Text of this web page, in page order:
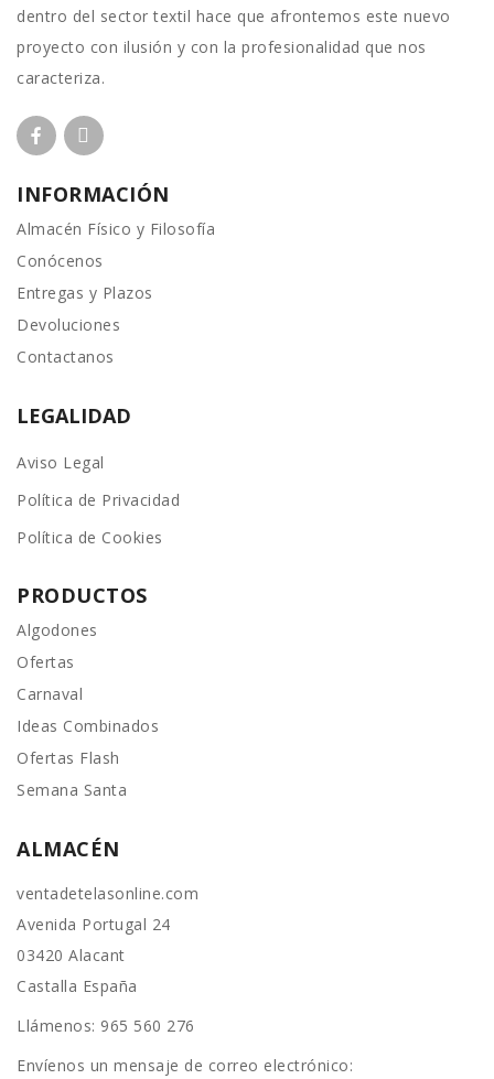
dentro del sector textil hace que afrontemos este nuevo
proyecto con ilusión y con la profesionalidad que nos
caracteriza.
INFORMACIÓN
Almacén Físico y Filosofía
Conócenos
Entregas y Plazos
Devoluciones
Contactanos
LEGALIDAD
Aviso Legal
Política de Privacidad
Política de Cookies
PRODUCTOS
Algodones
Ofertas
Carnaval
Ideas Combinados
Ofertas Flash
Semana Santa
ALMACÉN
ventadetelasonline.com
Avenida Portugal 24
03420 Alacant
Castalla España
Llámenos: 965 560 276
Envíenos un mensaje de correo electrónico: